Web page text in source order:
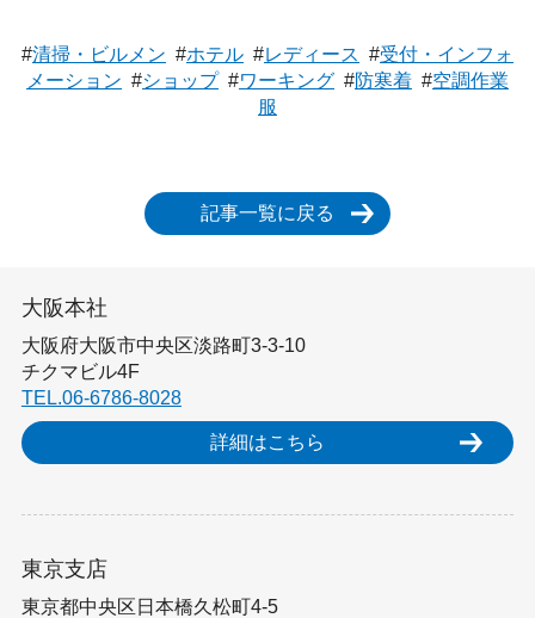
#清掃・ビルメン #ホテル #レディース #受付・インフォ
メーション #ショップ#ワーキング #防寒着 #空調作業
服
記事一覧に戻る
大阪本社
大阪府大阪市中央区淡路町3-3-10
チクマビル4F
TEL.06-6786-8028
詳細はこちら
東京支店
東京都中央区日本橋久松町4-5